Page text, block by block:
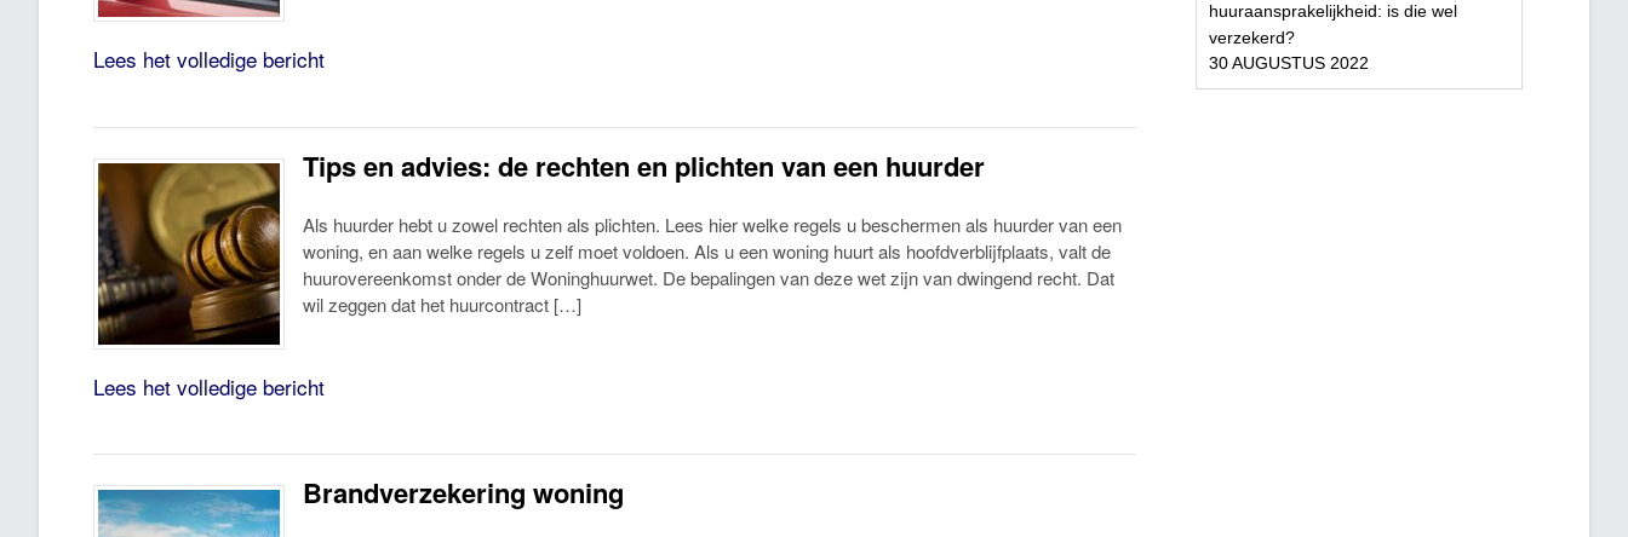
Lees het volledige bericht
Tips en advies: de rechten en plichten van een huurder
Als huurder hebt u zowel rechten als plichten. Lees hier welke regels u beschermen als huurder van een
woning, en aan welke regels u zelf moet voldoen. Als u een woning huurt als hoofdverblijfplaats, valt de
huurovereenkomst onder de Woninghuurwet. De bepalingen van deze wet zijn van dwingend recht. Dat
wil zeggen dat het huurcontract […]
Lees het volledige bericht
Brandverzekering woning
huuraansprakelijkheid: is die wel
verzekerd?
30 AUGUSTUS 2022